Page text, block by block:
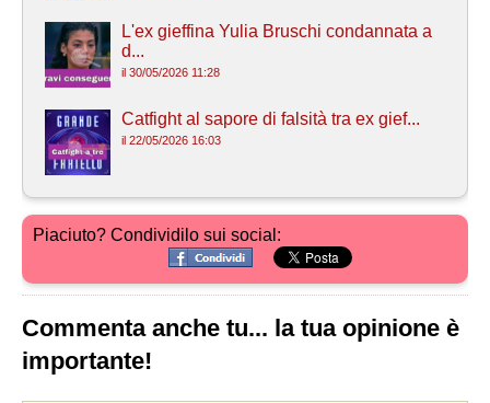
L'ex gieffina Yulia Bruschi condannata a
d...
il 30/05/2026 11:28
Catfight al sapore di falsità tra ex gief...
il 22/05/2026 16:03
Piaciuto? Condividilo sui social:
Commenta anche tu... la tua opinione è
importante!